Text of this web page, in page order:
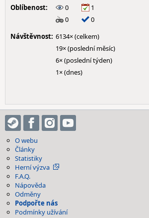
Oblíbenost:
0
1
0
0
Návštěvnost: 6134× (celkem)
19× (poslední měsíc)
6× (poslední týden)
1× (dnes)
O webu
Články
Statistiky
Herní výzva
F.A.Q.
Nápověda
Odměny
Podpořte nás
Podmínky užívání